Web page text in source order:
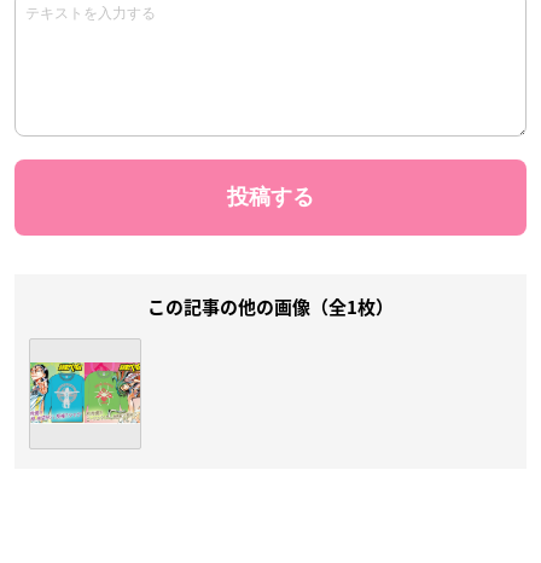
この記事の他の画像（全1枚）